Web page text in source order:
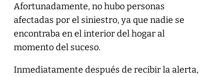
Afortunadamente, no hubo personas
afectadas por el siniestro, ya que nadie se
encontraba en el interior del hogar al
momento del suceso.
Inmediatamente después de recibir la alerta,